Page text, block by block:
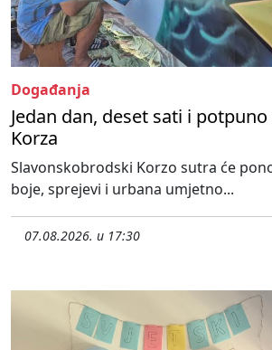
Događanja
Jedan dan, deset sati i
Korza
Slavonskobrodski Korzo sutra će
boje, sprejevi i urbana umjetno...
07.08.2026. u 17:30